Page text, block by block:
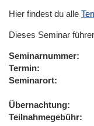
Hier findest du alle
Dieses Seminar
Seminarnummer
Termin
Seminarort
Übernachtung
Teilnahmegebühr